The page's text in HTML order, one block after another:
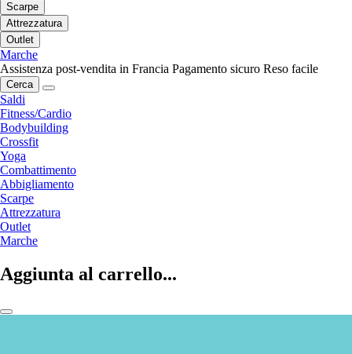
Scarpe
Attrezzatura
Outlet
Marche
Assistenza post-vendita in Francia Pagamento sicuro Reso facile
Cerca
Saldi
Fitness/Cardio
Bodybuilding
Crossfit
Yoga
Combattimento
Abbigliamento
Scarpe
Attrezzatura
Outlet
Marche
Aggiunta al carrello...